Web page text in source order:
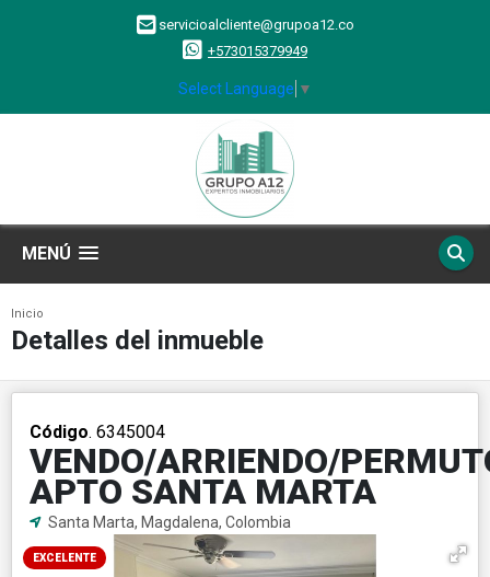
servicioalcliente@grupoa12.co
+573015379949
Select Language ▼
MENÚ
Inicio
Detalles del inmueble
Código. 6345004
VENDO/ARRIENDO/
APTO SANTA MARTA
Santa Marta, Magdalena, Colombia
EXCELENTE